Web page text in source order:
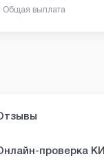
Общая выплата
проверка КИ